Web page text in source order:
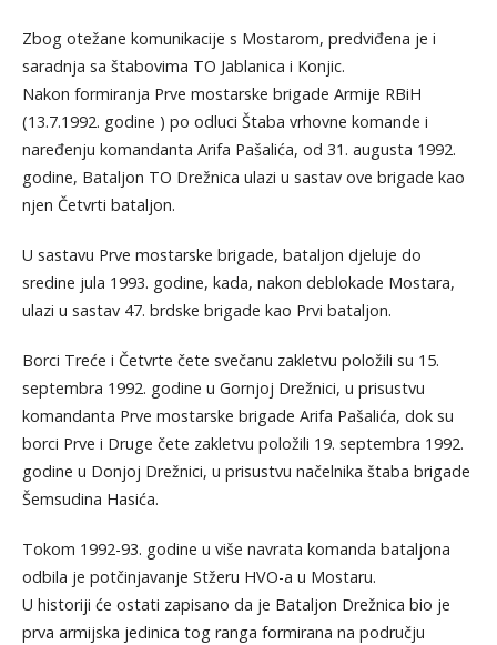
Zbog otežane komunikacije s Mostarom, predviđena je i
saradnja sa štabovima TO Jablanica i Konjic.
Nakon formiranja Prve mostarske brigade Armije RBiH
(13.7.1992. godine ) po odluci Štaba vrhovne komande i
naređenju komandanta Arifa Pašalića, od 31. augusta 1992.
godine, Bataljon TO Drežnica ulazi u sastav ove brigade kao
njen Četvrti bataljon.
U sastavu Prve mostarske brigade, bataljon djeluje do
sredine jula 1993. godine, kada, nakon deblokade Mostara,
ulazi u sastav 47. brdske brigade kao Prvi bataljon.
Borci Treće i Četvrte čete svečanu zakletvu položili su 15.
septembra 1992. godine u Gornjoj Drežnici, u prisustvu
komandanta Prve mostarske brigade Arifa Pašalića, dok su
borci Prve i Druge čete zakletvu položili 19. septembra 1992.
godine u Donjoj Drežnici, u prisustvu načelnika štaba brigade
Šemsudina Hasića.
Tokom 1992-93. godine u više navrata komanda bataljona
odbila je potčinjavanje Stžeru HVO-a u Mostaru.
U historiji će ostati zapisano da je Bataljon Drežnica bio je
prva armijska jedinica tog ranga formirana na području